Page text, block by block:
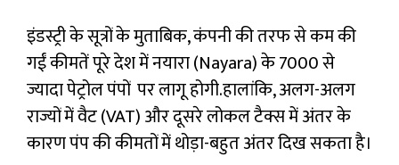
इंडस्ट्री के सूत्रों के मुताबिक, कंपनी की तरफ से कम की
गईं कीमतें पूरे देश में नयारा (Nayara) के 7000 से
ज्यादा पेट्रोल पंपों पर लागू होगी.हालांकि, अलग-अलग
राज्यों में वैट (VAT) और दूसरे लोकल टैक्स में अंतर के
कारण पंप की कीमतों में थोड़ा-बहुत अंतर दिख सकता है।